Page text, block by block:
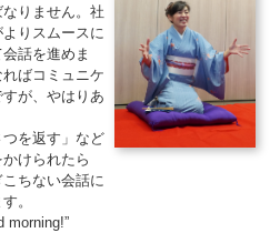
りません。社
りスムースに
話を進めま
ばコミュニケ
が、やはりあ
を返す」など
けられたら
ちない会話に
。